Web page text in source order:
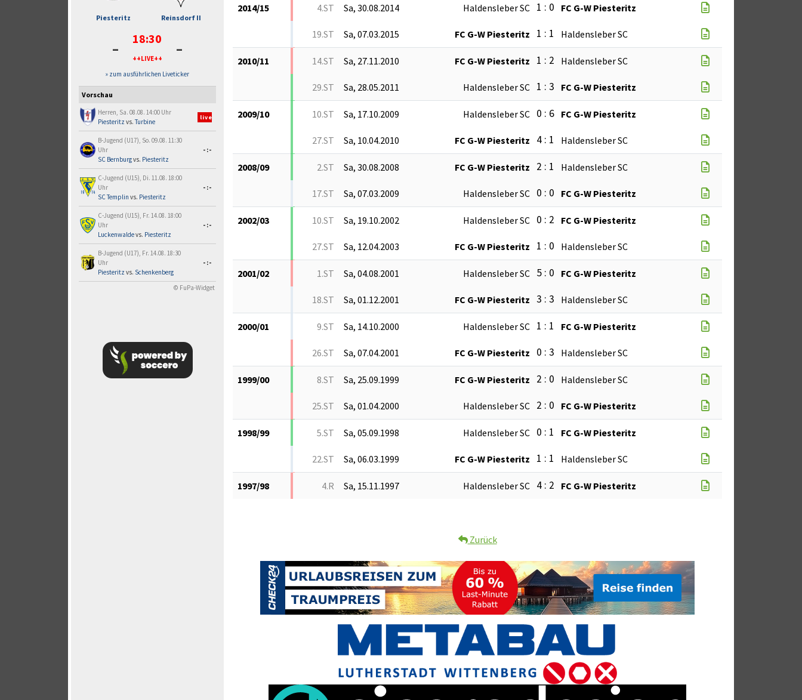
Piesteritz Reinsdorf II
- 18:30
++LIVE++ -
» zum ausführlichen Liveticker
Vorschau
Herren, Sa. 08.08. 14:00 Uhr
Piesteritz vs.Turbine
live
B-Jugend (U17), So. 09.08. 11:30
Uhr
SC Bernburgvs. Piesteritz
-:-
C-Jugend (U15), Di. 11.08. 18:00
Uhr
SC Templin vs. Piesteritz
-:-
C-Jugend (U15), Fr. 14.08. 18:00
Uhr
Luckenwaldevs. Piesteritz
-:-
B-Jugend (U17), Fr. 14.08. 18:30
Uhr
Piesteritz vs. Schenkenberg
-:-
© FuPa-Widget
2014/15 4.ST Sa, 30.08.2014 Haldensleber SC 1 : 0 FC G-W Piesteritz
19.ST Sa, 07.03.2015 FC G-W Piesteritz 1 : 1 Haldensleber SC
2010/11 14.ST Sa, 27.11.2010 FC G-W Piesteritz 1 : 2 Haldensleber SC
29.ST Sa, 28.05.2011 Haldensleber SC 1 : 3 FC G-W Piesteritz
2009/10 10.ST Sa, 17.10.2009 Haldensleber SC 0 : 6 FC G-W Piesteritz
27.ST Sa, 10.04.2010 FC G-W Piesteritz 4 : 1 Haldensleber SC
2008/09 2.ST Sa, 30.08.2008 FC G-W Piesteritz 2 : 1 Haldensleber SC
17.ST Sa, 07.03.2009 Haldensleber SC 0 : 0 FC G-W Piesteritz
2002/03 10.ST Sa, 19.10.2002 Haldensleber SC 0 : 2 FC G-W Piesteritz
27.ST Sa, 12.04.2003 FC G-W Piesteritz 1 : 0 Haldensleber SC
2001/02 1.ST Sa, 04.08.2001 Haldensleber SC 5 : 0 FC G-W Piesteritz
18.ST Sa, 01.12.2001 FC G-W Piesteritz 3 : 3 Haldensleber SC
2000/01 9.ST Sa, 14.10.2000 Haldensleber SC 1 : 1 FC G-W Piesteritz
26.ST Sa, 07.04.2001 FC G-W Piesteritz 0 : 3 Haldensleber SC
1999/00 8.ST Sa, 25.09.1999 FC G-W Piesteritz 2 : 0 Haldensleber SC
25.ST Sa, 01.04.2000 Haldensleber SC 2 : 0 FC G-W Piesteritz
1998/99 5.ST Sa, 05.09.1998 Haldensleber SC 0 : 1 FC G-W Piesteritz
22.ST Sa, 06.03.1999 FC G-W Piesteritz 1 : 1 Haldensleber SC
1997/98 4.R Sa, 15.11.1997 Haldensleber SC 4 : 2 FC G-W Piesteritz
Zurück